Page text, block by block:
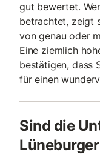
gut bewertet.
betrachtet, zeigt
von genau oder
Eine ziemlich
bestätigen, dass
für einen
Sind die